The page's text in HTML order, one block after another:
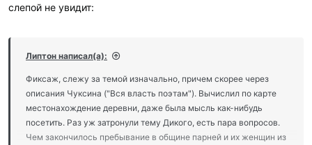
слепой не увидит:
Липтон написал(а):
Фиксаж, слежу за темой изначально, причем скорее через
описания Чуксина ("Вся власть поэтам"). Вычислил по карте
местонахождение деревни, даже была мысль как-нибудь
посетить. Раз уж затронули тему Дикого, есть пара вопросов.
Чем закончилось пребывание в общине парней и их женщин из